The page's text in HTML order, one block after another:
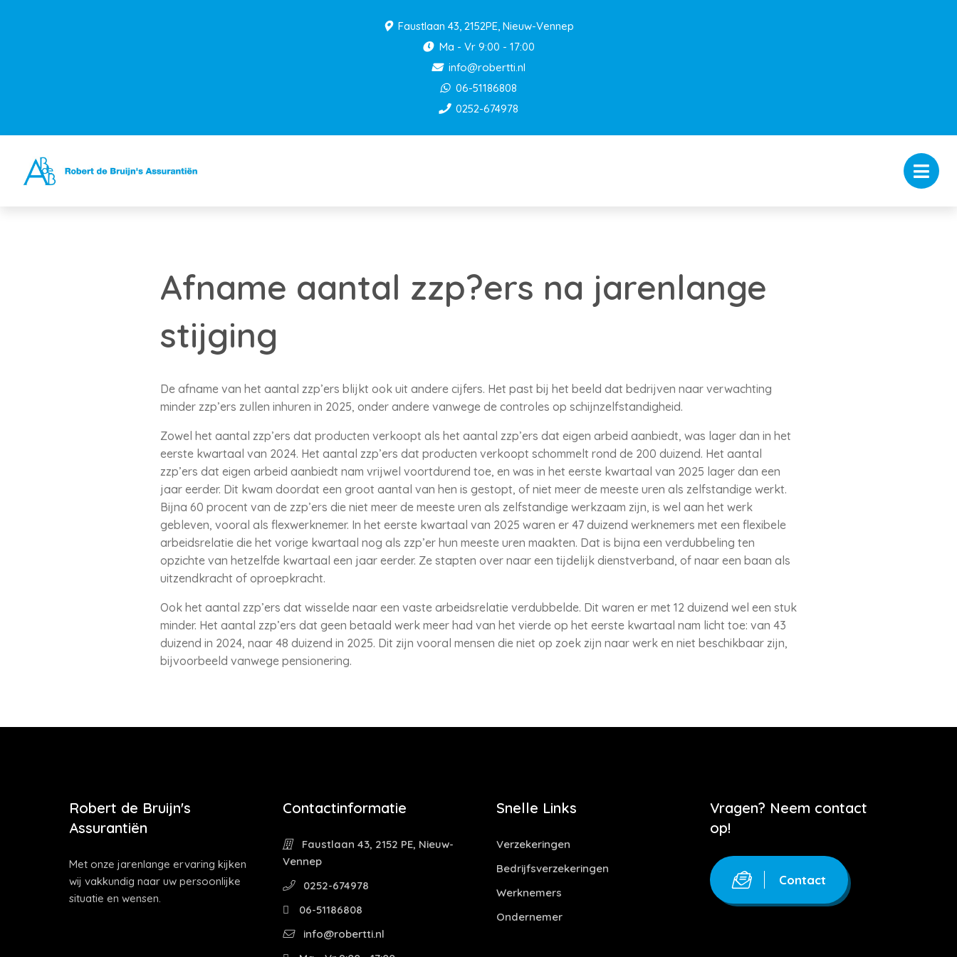
Faustlaan 43, 2152PE, Nieuw-Vennep
Ma - Vr 9:00 - 17:00
info@robertti.nl
06-51186808
0252-674978
Afname aantal zzp?ers na jarenlange
stijging
De afname van het aantal zzp’ers blijkt ook uit andere cijfers. Het past bij het beeld dat bedrijven naar verwachting
minder zzp’ers zullen inhuren in 2025, onder andere vanwege de controles op schijnzelfstandigheid.
Zowel het aantal zzp’ers dat producten verkoopt als het aantal zzp’ers dat eigen arbeid aanbiedt, was lager dan in het
eerste kwartaal van 2024. Het aantal zzp’ers dat producten verkoopt schommelt rond de 200 duizend. Het aantal
zzp’ers dat eigen arbeid aanbiedt nam vrijwel voortdurend toe, en was in het eerste kwartaal van 2025 lager dan een
jaar eerder. Dit kwam doordat een groot aantal van hen is gestopt, of niet meer de meeste uren als zelfstandige werkt.
Bijna 60 procent van de zzp’ers die niet meer de meeste uren als zelfstandige werkzaam zijn, is wel aan het werk
gebleven, vooral als flexwerknemer. In het eerste kwartaal van 2025 waren er 47 duizend werknemers met een flexibele
arbeidsrelatie die het vorige kwartaal nog als zzp’er hun meeste uren maakten. Dat is bijna een verdubbeling ten
opzichte van hetzelfde kwartaal een jaar eerder. Ze stapten over naar een tijdelijk dienstverband, of naar een baan als
uitzendkracht of oproepkracht.
Ook het aantal zzp’ers dat wisselde naar een vaste arbeidsrelatie verdubbelde. Dit waren er met 12 duizend wel een stuk
minder. Het aantal zzp’ers dat geen betaald werk meer had van het vierde op het eerste kwartaal nam licht toe: van 43
duizend in 2024, naar 48 duizend in 2025. Dit zijn vooral mensen die niet op zoek zijn naar werk en niet beschikbaar zijn,
bijvoorbeeld vanwege pensionering.
Robert de Bruijn's
Assurantiën
Met onze jarenlange ervaring kijken
wij vakkundig naar uw persoonlijke
situatie en wensen.
Contactinformatie
Faustlaan 43, 2152 PE, Nieuw-
Vennep
0252-674978
06-51186808
info@robertti.nl
Snelle Links
Verzekeringen
Bedrijfsverzekeringen
Werknemers
Ondernemer
Vragen? Neem contact
op!
Contact